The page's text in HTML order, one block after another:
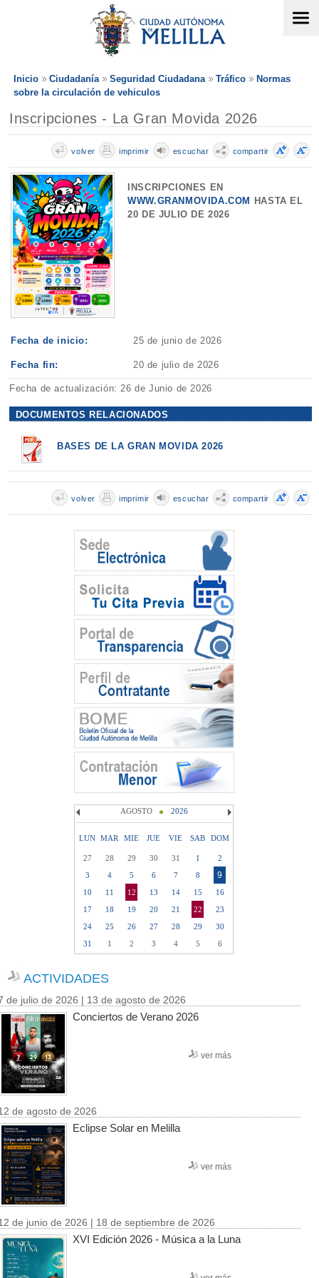
Inicio Ciudadanía Seguridad Ciudadana Tráfico
Normas
sobre la circulación de vehiculos
Inscripciones - La Gran Movida 2026
compartir
escuchar
imprimir
volver
INSCRIPCIONES EN
WWW.GRANMOVIDA.COM
HASTA EL
20 DE JULIO DE 2026
Fecha de inicio: 25 de junio de 2026
Fecha fin: 20 de julio de 2026
Fecha de actualización: 26 de Junio de 2026
DOCUMENTOS RELACIONADOS
BASES DE LA GRAN MOVIDA 2026
compartir
escuchar
imprimir
volver
AGOSTO 2026
LUN MAR MIE JUE VIE SAB DOM
27 28 29 30 31 1
2
3
4 5 6 7 8 9
10 11 12 13 14 15
16
17
18 19 20 21 22
23
24
25 26 27 28 29
30
31
1 2 3 4 5 6
ACTIVIDADES
de julio de 2026 | 13 de agosto de 2026
Conciertos de Verano 2026
ver más
de agosto de 2026
Eclipse Solar en Melilla
ver más
de junio de 2026 | 18 de septiembre de 2026
XVI Edición 2026 - Música a la Luna